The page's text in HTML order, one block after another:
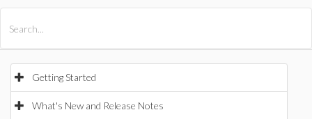
Getting Started
What's New and Release Notes